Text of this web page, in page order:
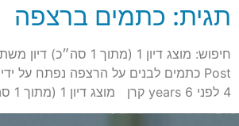
תגית: כתמים ברצפה
4 לפני 6 years קרן מוצג דיון 1 (מתוך 1 סה״כ)